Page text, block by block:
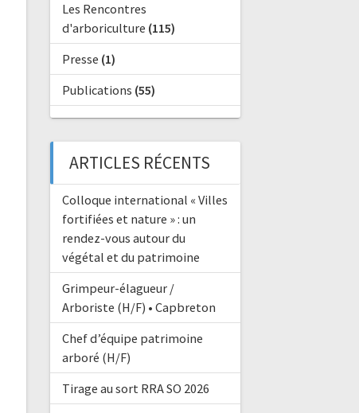
Les Rencontres
d'arboriculture (115)
Presse (1)
Publications (55)
ARTICLES RÉCENTS
Colloque international « Villes
fortifiées et nature » : un
rendez-vous autour du
végétal et du patrimoine
Grimpeur-élagueur /
Arboriste (H/F) • Capbreton
Chef d’équipe patrimoine
arboré (H/F)
Tirage au sort RRA SO 2026